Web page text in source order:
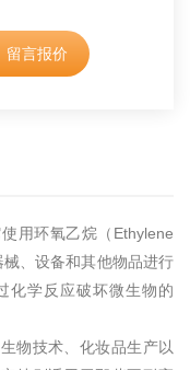
留言报价
用环氧乙烷（Ethylene
、设备和其他物品进行
化学反应破坏微生物的
物技术、化妆品生产以